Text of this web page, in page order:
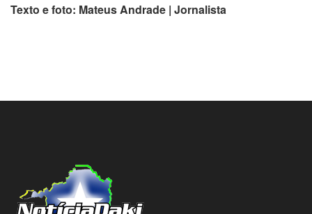
Texto e foto: Mateus Andrade | Jornalista